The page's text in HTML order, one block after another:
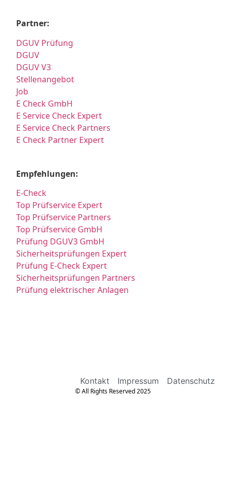
Partner:
DGUV Prüfung
DGUV
DGUV V3
Stellenangebot
Job
E Check GmbH
E Service Check Expert
E Service Check Partners
E Check Partner Expert
Empfehlungen:
E-Check
Top Prüfservice Expert
Top Prüfservice Partners
Top Prüfservice GmbH
Prüfung DGUV3 GmbH
Sicherheitsprüfungen Expert
Prüfung E-Check Expert
Sicherheitsprüfungen Partners
Prüfung elektrischer Anlagen
Kontakt Impressum Datenschutz
© All Rights Reserved 2025